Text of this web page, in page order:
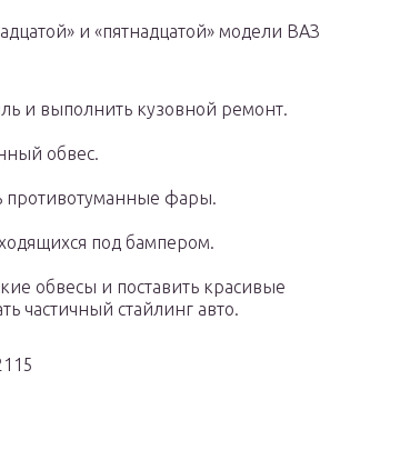
и «пятнадцатой» модели ВАЗ
и выполнить кузовной ремонт.
обвес.
противотуманные фары.
под бампером.
обвесы и поставить красивые
частичный стайлинг авто.